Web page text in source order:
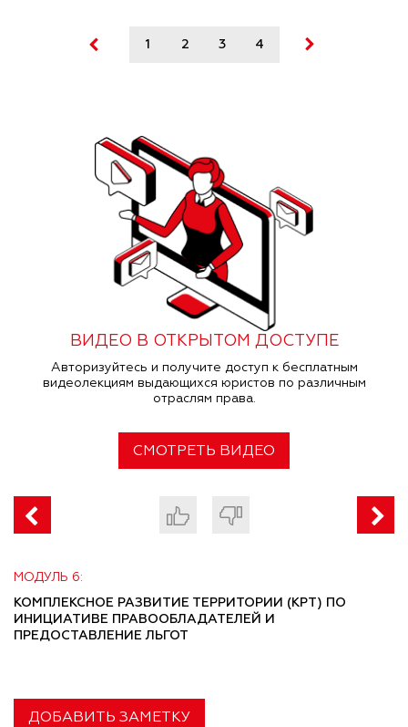
1 2 3 4
ВИДЕО В ОТКРЫТОМ ДОСТУПЕ
Авторизуйтесь и получите доступ к бесплатным
видеолекциям выдающихся юристов по различным
отраслям права.
СМОТРЕТЬ ВИДЕО
МОДУЛЬ 6:
КОМПЛЕКСНОЕ РАЗВИТИЕ ТЕРРИТОРИИ (КРТ) ПО
ИНИЦИАТИВЕ ПРАВООБЛАДАТЕЛЕЙ И
ПРЕДОСТАВЛЕНИЕ ЛЬГОТ
ДОБАВИТЬ ЗАМЕТКУ